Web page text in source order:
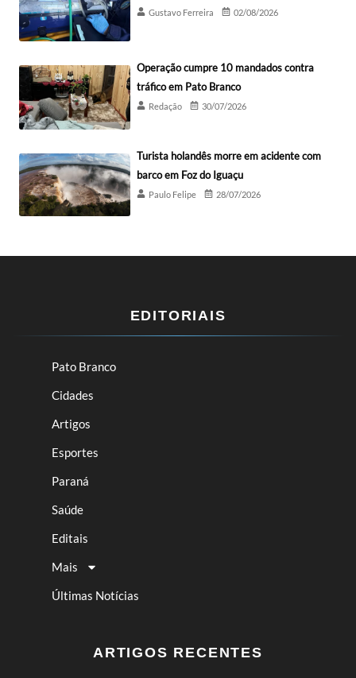
Gustavo Ferreira 02/08/2026
Operação cumpre 10 mandados contra
tráfico em Pato Branco
Redação 30/07/2026
Turista holandês morre em acidente com
barco em Foz do Iguaçu
Paulo Felipe 28/07/2026
EDITORIAIS
Pato Branco
Cidades
Artigos
Esportes
Paraná
Saúde
Editais
Mais
Últimas Notícias
ARTIGOS RECENTES